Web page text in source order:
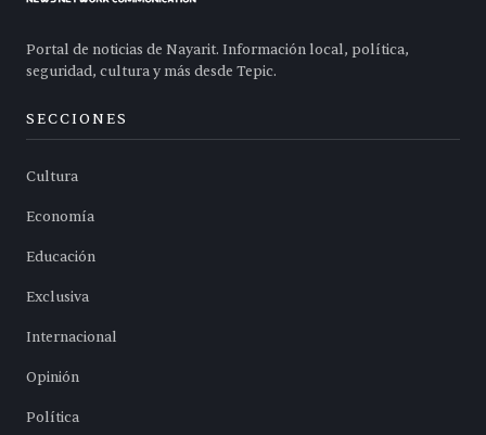
Portal de noticias de Nayarit. Información local, política,
seguridad, cultura y más desde Tepic.
SECCIONES
Cultura
Economía
Educación
Exclusiva
Internacional
Opinión
Política